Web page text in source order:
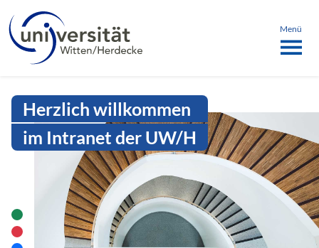
Intranet Uni WH | Login
Menü
Sprachmenü
schließen
Herzlich willkommen
im Intranet der UW/H